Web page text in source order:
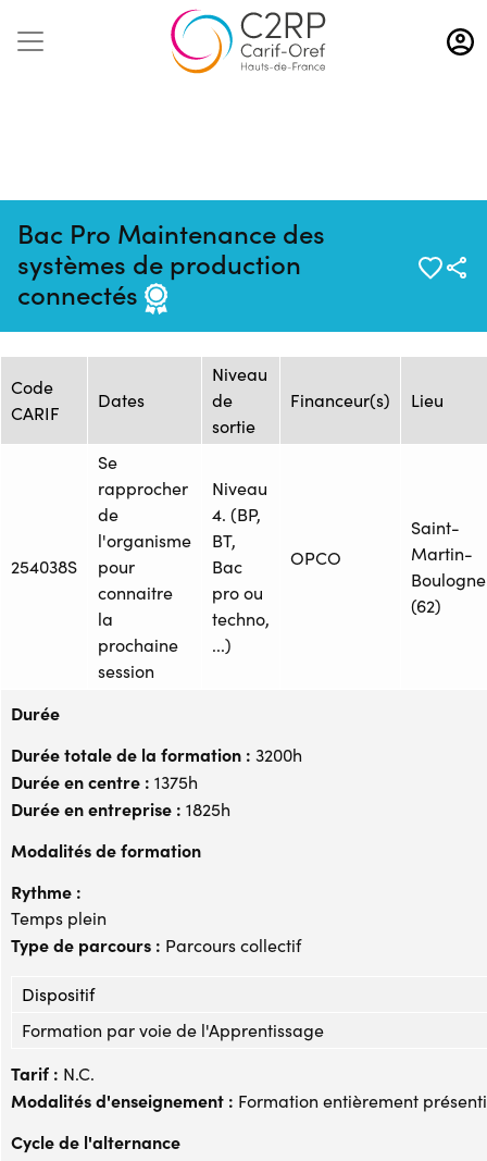
Aller
au
contenu
Bac Pro Maintenance des
systèmes de production
connectés
Mise à jour :
24/10/2024
Formation
: 1470452
Source : CFAI REGION NORD
PAS-DE-CALAIS - Siège
Session de formation
Code
CARIF
Dates
Niveau
de
sortie
Financeur(s) Lieu
254038S
Se
rapprocher
de
l'organisme
pour
connaitre
la
prochaine
session
Niveau
4. (BP,
BT,
Bac
pro ou
techno,
...)
OPCO
Saint-
Martin-
Boulogne
(62)
Durée
Durée totale de la formation : 3200h
Durée en centre : 1375h
Durée en entreprise : 1825h
Modalités de formation
Rythme :
Temps plein
Type de parcours : Parcours collectif
Dispositif
Formation par voie de l'Apprentissage
Tarif : N.C.
Modalités d'enseignement : Formation entièrement
Cycle de l'alternance